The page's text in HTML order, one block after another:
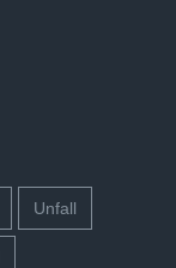
Unfall